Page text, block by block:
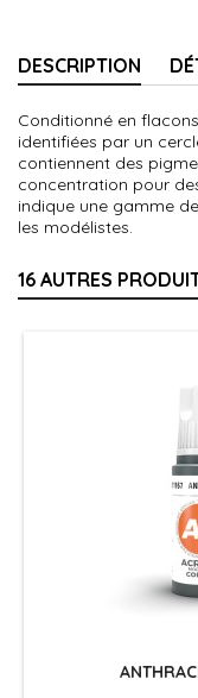
DESCRIPTION
Conditionné en
identifiées par un
contiennent des
concentration pour
indique une gamme
les modélistes.
16 AUTRES